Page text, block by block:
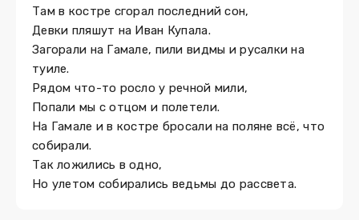
Там в костре сгорал последний сон,
Девки пляшут на Иван Купала.
Загорали на Гамале, пили видмы и русалки на
туиле.
Рядом что-то росло у речной мили,
Попали мы с отцом и полетели.
На Гамале и в костре бросали на поляне всё, что
собирали.
Так ложились в одно,
Но улетом собирались ведьмы до рассвета.